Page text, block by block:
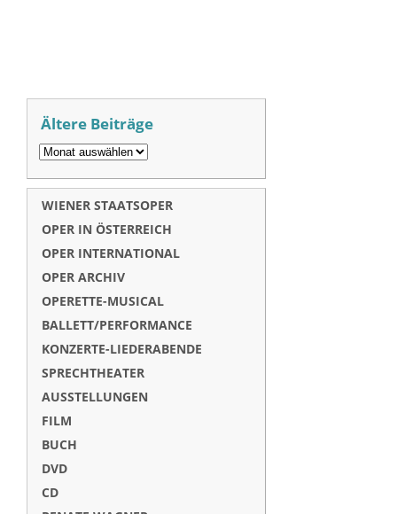
Ältere Beiträge
WIENER STAATSOPER
OPER IN ÖSTERREICH
OPER INTERNATIONAL
OPER ARCHIV
OPERETTE-MUSICAL
BALLETT/PERFORMANCE
KONZERTE-LIEDERABENDE
SPRECHTHEATER
AUSSTELLUNGEN
FILM
BUCH
DVD
CD